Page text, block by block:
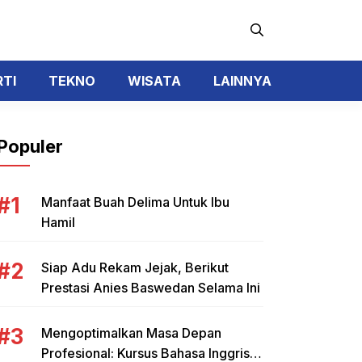
TEKNO WISATA LAINNYA
Manfaat Buah Delima Untuk Ibu
Hamil
Siap Adu Rekam Jejak, Berikut
Prestasi Anies Baswedan Selama Ini
Mengoptimalkan Masa Depan
Profesional: Kursus Bahasa Inggris